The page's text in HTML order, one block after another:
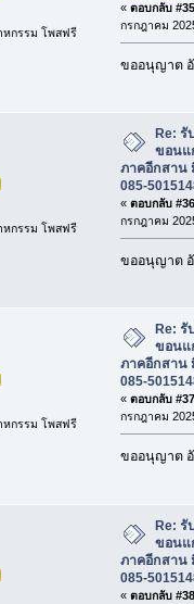
หกรรม โพสฟรี
« ตอบกลับ
กรกฎาคม
ขออนุญาต
หกรรม โพสฟรี
Re: รั
ขอนแ
ภาคอีกสาน
085-
« ตอบกลับ
กรกฎาคม
ขออนุญาต
หกรรม โพสฟรี
Re: รั
ขอนแ
ภาคอีกสาน
085-
« ตอบกลับ
กรกฎาคม
ขออนุญาต
Re: รั
ขอนแ
ภาคอีกสาน
085-
« ตอบกลับ